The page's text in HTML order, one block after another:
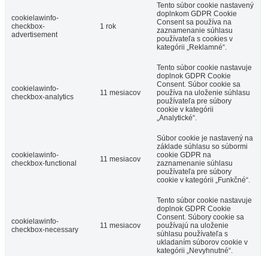
cookielawinfo-
checkbox-
advertisement
1 rok
Tento súbor cookie nastavený
doplnkom GDPR Cookie
Consent sa používa na
zaznamenanie súhlasu
používateľa s cookies v
kategórii „Reklamné“.
cookielawinfo-
checkbox-analytics
11 mesiacov
Tento súbor cookie nastavuje
doplnok GDPR Cookie
Consent. Súbor cookie sa
používa na uloženie súhlasu
používateľa pre súbory
cookie v kategórii
„Analytické“.
cookielawinfo-
checkbox-functional
11 mesiacov
Súbor cookie je nastavený na
základe súhlasu so súbormi
cookie GDPR na
zaznamenanie súhlasu
používateľa pre súbory
cookie v kategórii „Funkčné“.
cookielawinfo-
checkbox-necessary
11 mesiacov
Tento súbor cookie nastavuje
doplnok GDPR Cookie
Consent. Súbory cookie sa
používajú na uloženie
súhlasu používateľa s
ukladaním súborov cookie v
kategórii „Nevyhnutné“.